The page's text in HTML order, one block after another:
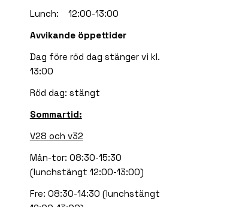
Lunch: 12:00-13:00
Avvikande öppettider
Dag före röd dag stänger vi kl.
13:00
Röd dag: stängt
Sommartid:
V28 och v32
Mån-tor: 08:30-15:30
(lunchstängt 12:00-13:00)
Fre: 08:30-14:30 (lunchstängt